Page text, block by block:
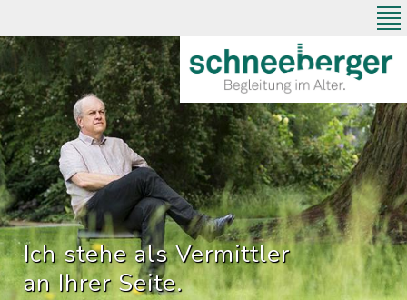
zum
Inhalt
Ich stehe als Vermittler
an Ihrer Seite.